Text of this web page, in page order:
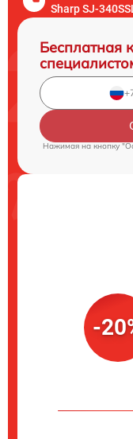
Sharp SJ-
Бесплатная
Нажимая на кнопку
-